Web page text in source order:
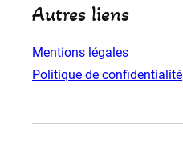
Autres liens
Mentions légales
Politique de confidentialité